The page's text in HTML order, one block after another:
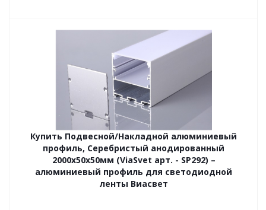
Купить Подвесной/Накладной алюминиевый
профиль, Серебристый анодированный
2000х50х50мм (ViaSvet арт. - SP292) –
алюминиевый профиль для светодиодной
ленты Виасвет